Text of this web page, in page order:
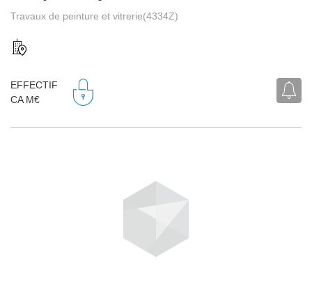
Travaux de peinture et vitrerie(4334Z)
EFFECTIF
CA M€